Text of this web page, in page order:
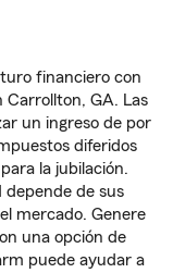
financiero con
Carrollton, GA. Las
un ingreso de por
diferidos
la jubilación.
depende de sus
mercado. Genere
una opción de
puede ayudar a